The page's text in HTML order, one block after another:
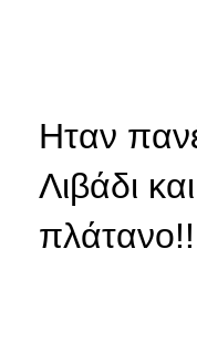
Ηταν
Λιβάδι